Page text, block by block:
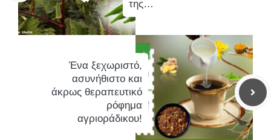
της…
Ένα ξεχωριστό,
ασυνήθιστο και
άκρως θεραπευτικό
ρόφημα
αγριοράδικου!